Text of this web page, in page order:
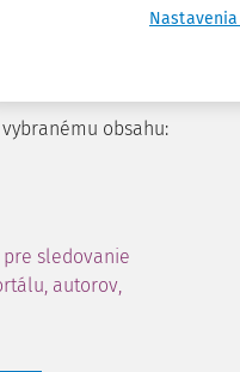
a získajte prístup na
obsahu:
sledovanie
autorov,